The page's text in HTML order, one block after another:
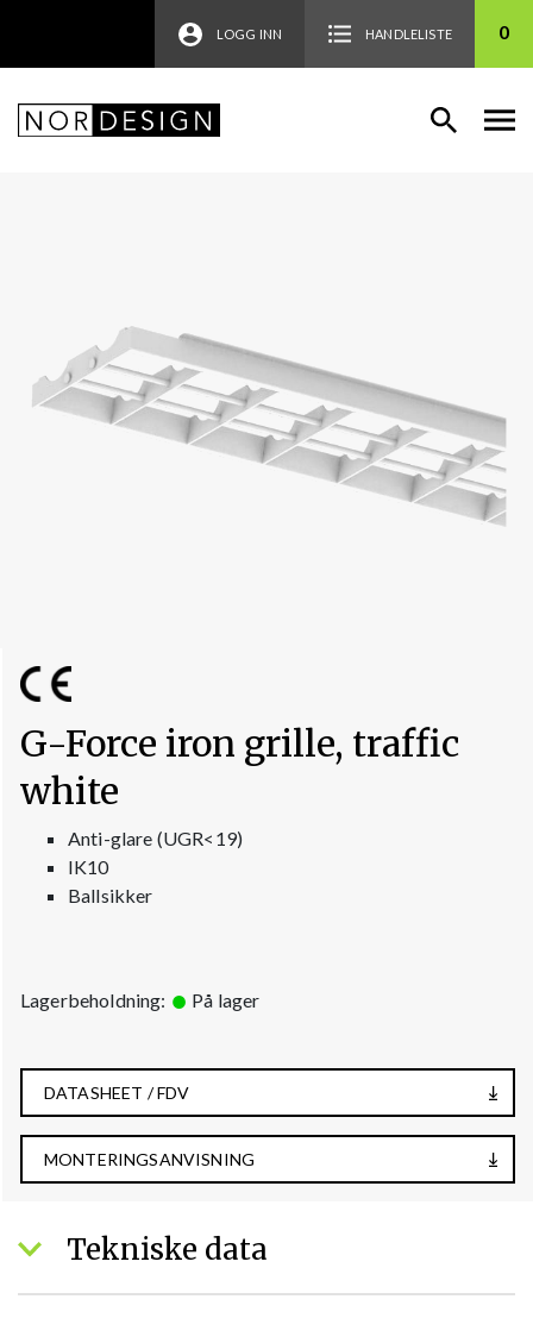
LOGG INN HANDLELISTE 0
G-Force iron grille, traffic
white
Anti-glare (UGR<19)
IK10
Ballsikker
Lagerbeholdning: På lager
DATASHEET / FDV
MONTERINGSANVISNING
Tekniske data